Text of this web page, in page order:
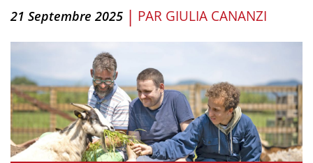
21 Septembre 2025 | PAR GIULIA CANANZI